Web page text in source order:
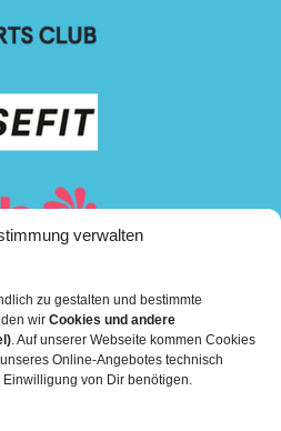
verwalten
zu gestalten und bestimmte
wir Cookies und andere
. Auf unserer Webseite kommen Cookies
Online-Angebotes technisch
von Dir benötigen.